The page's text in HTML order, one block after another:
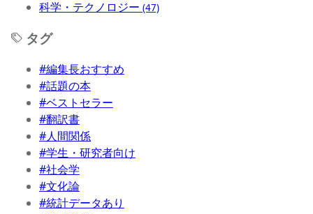
科学・テクノロジー (47)
タグ
#編集長おすすめ
#話題の本
#ベストセラー
#翻訳書
#人間関係
#学生・研究者向け
#社会学
#文化論
#統計データあり